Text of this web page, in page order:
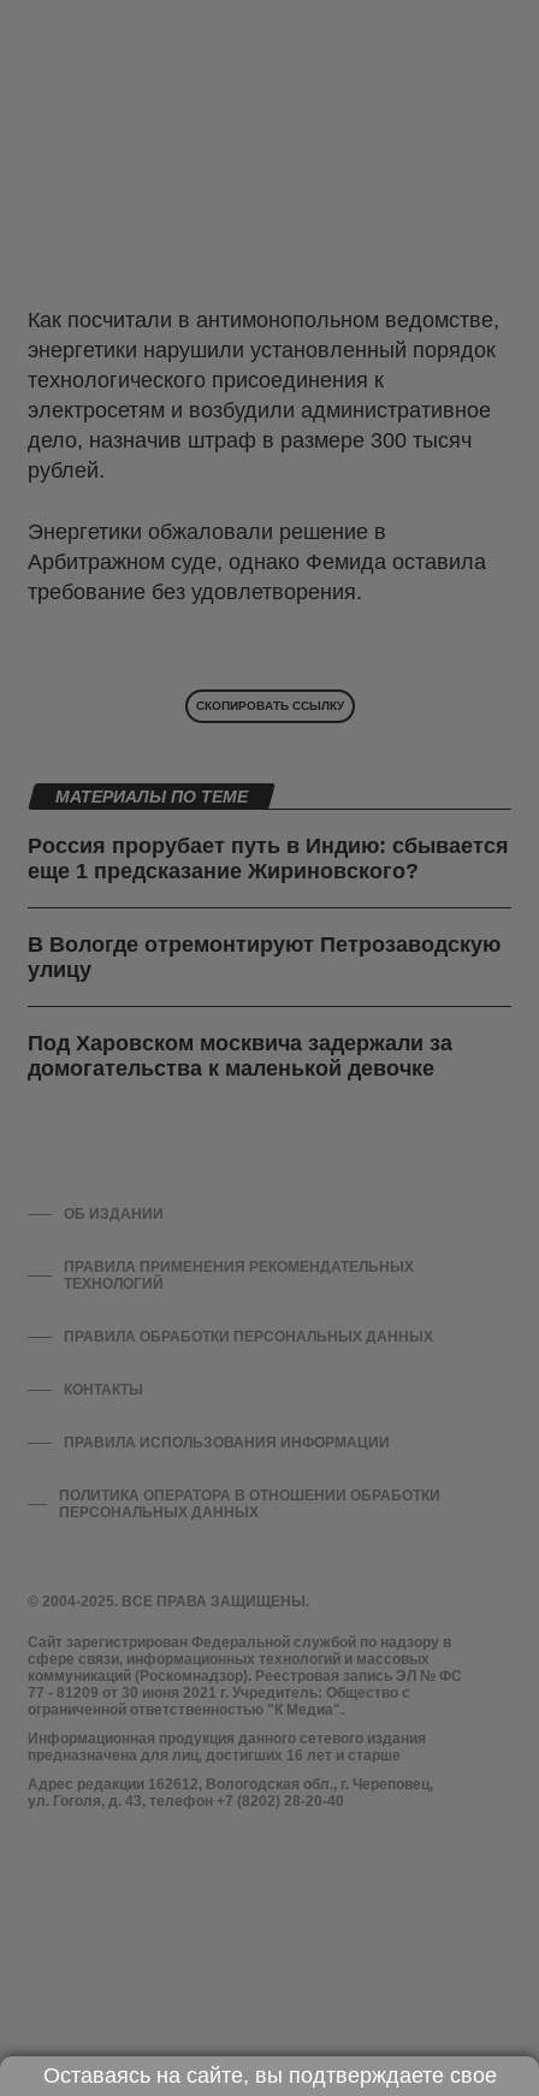
Как посчитали в антимонопольном ведомстве,
энергетики нарушили установленный порядок
технологического присоединения к
электросетям и возбудили административное
дело, назначив штраф в размере 300 тысяч
рублей.
Энергетики обжаловали решение в
Арбитражном суде, однако Фемида оставила
требование без удовлетворения.
СКОПИРОВАТЬ ССЫЛКУ
МАТЕРИАЛЫ ПО ТЕМЕ
Россия прорубает путь в Индию: сбывается
еще 1 предсказание Жириновского?
В Вологде отремонтируют Петрозаводскую
улицу
Под Харовском москвича задержали за
домогательства к маленькой девочке
© 2004-2025. ВСЕ ПРАВА ЗАЩИЩЕНЫ.
Сайт зарегистрирован Федеральной службой по надзору в
сфере связи, информационных технологий и массовых
коммуникаций (Роскомнадзор). Реестровая запись ЭЛ № ФС
77 - 81209 от 30 июня 2021 г. Учредитель: Общество с
ограниченной ответственностью "К Медиа".
Информационная продукция данного сетевого издания
предназначена для лиц, достигших 16 лет и старше
Адрес редакции 162612, Вологодская обл., г. Череповец,
ул. Гоголя, д. 43, телефон +7 (8202) 28-20-40
ОБ ИЗДАНИИ
ПРАВИЛА ПРИМЕНЕНИЯ РЕКОМЕНДАТЕЛЬНЫХ
ТЕХНОЛОГИЙ
ПРАВИЛА ОБРАБОТКИ ПЕРСОНАЛЬНЫХ ДАННЫХ
КОНТАКТЫ
ПРАВИЛА ИСПОЛЬЗОВАНИЯ ИНФОРМАЦИИ
ПОЛИТИКА ОПЕРАТОРА В ОТНОШЕНИИ ОБРАБОТКИ
ПЕРСОНАЛЬНЫХ ДАННЫХ
Оставаясь на сайте, вы подтверждаете свое